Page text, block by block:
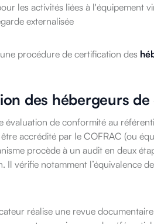
les activités liées à l'équipement
externalisée
procédure de certification des
des hébergeurs de
évaluation de conformité au
accrédité par le COFRAC (ou
procède à un audit en deux
Il vérifie notamment l’équivalence
réalise une revue